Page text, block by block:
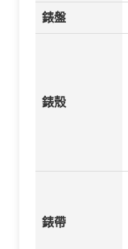
錶盤
錶殼
錶帶